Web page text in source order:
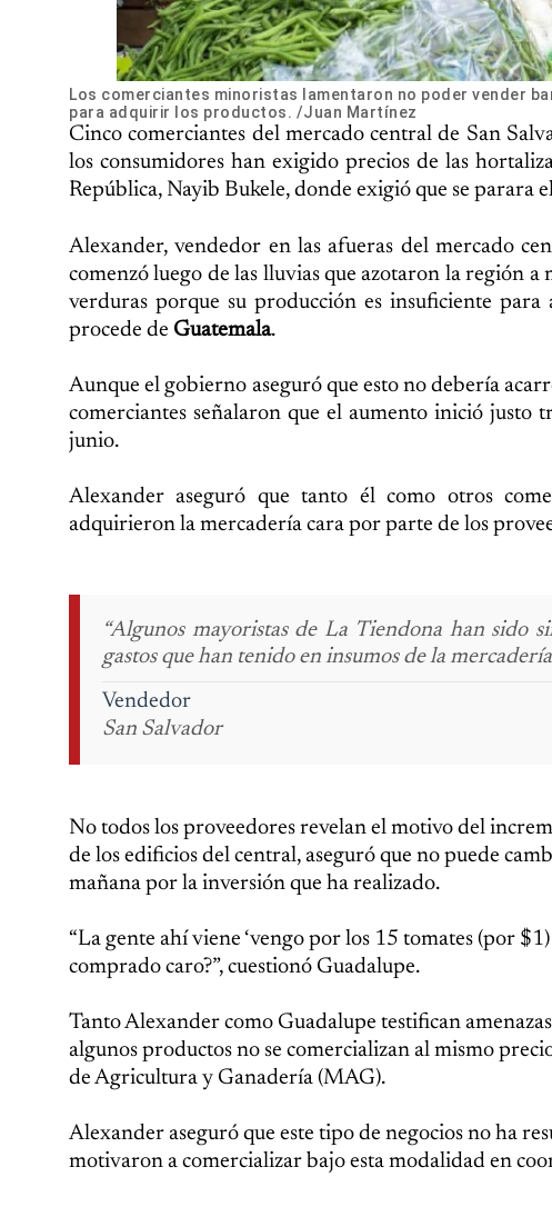
Los comerciantes minoristas lamentaron no poder vender
para adquirir los productos. /Juan Martínez
Cinco comerciantes del mercado central de San
los consumidores han exigido precios de las
República, Nayib Bukele, donde exigió que se parara
Alexander, vendedor en las afueras del mercado
comenzó luego de las lluvias que azotaron la región
verduras porque su producción es insuficiente
procede de Guatemala.
Aunque el gobierno aseguró que esto no debería
comerciantes señalaron que el aumento inició
junio.
Alexander aseguró que tanto él como otros
adquirieron la mercadería cara por parte de los
“Algunos mayoristas de La Tiendona han sido
gastos que han tenido en insumos de la
Vendedor
San Salvador
No todos los proveedores revelan el motivo del
de los edificios del central, aseguró que no puede
mañana por la inversión que ha realizado.
“La gente ahí viene ‘vengo por los 15 tomates (por
comprado caro?”, cuestionó Guadalupe.
Tanto Alexander como Guadalupe testifican
algunos productos no se comercializan al mismo
de Agricultura y Ganadería (MAG).
Alexander aseguró que este tipo de negocios no ha
motivaron a comercializar bajo esta modalidad en